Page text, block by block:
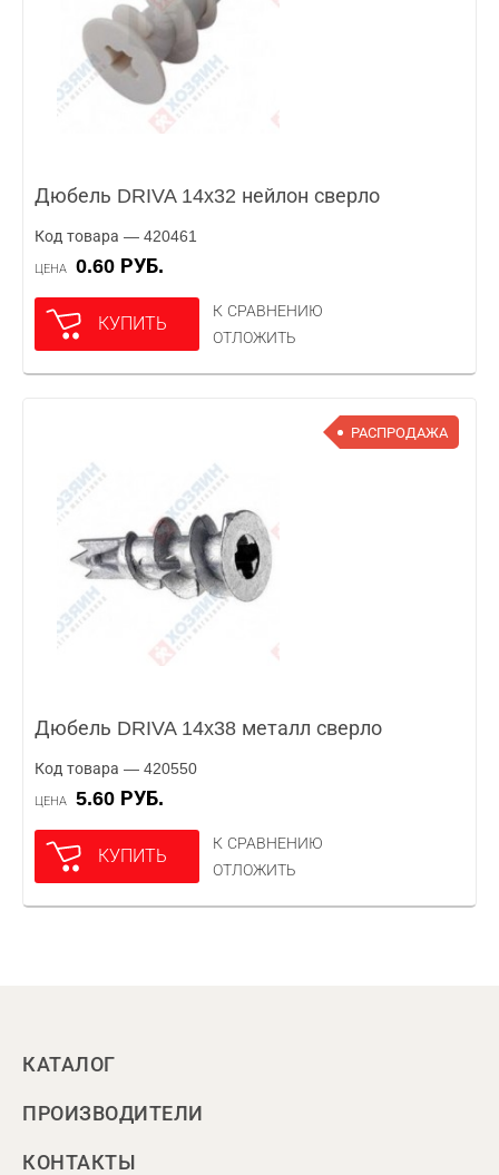
Дюбель DRIVA 14x32 нейлон сверло
Код товара — 420461
ЦЕНА 0.60 РУБ.
КУПИТЬ
К СРАВНЕНИЮ
ОТЛОЖИТЬ
РАСПРОДАЖА
Дюбель DRIVA 14x38 металл сверло
Код товара — 420550
ЦЕНА 5.60 РУБ.
КУПИТЬ
К СРАВНЕНИЮ
ОТЛОЖИТЬ
КАТАЛОГ
ПРОИЗВОДИТЕЛИ
КОНТАКТЫ